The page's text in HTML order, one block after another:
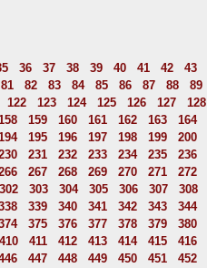
36 37 38 39 40 41 42 43
81 82 83 84 85 86 87 88 89
122 123 124 125 126 127 128
159 160 161 162 163 164
195 196 197 198 199 200
231 232 233 234 235 236
267 268 269 270 271 272
302 303 304 305 306 307 308
339 340 341 342 343 344
375 376 377 378 379 380
410 411 412 413 414 415 416
447 448 449 450 451 452